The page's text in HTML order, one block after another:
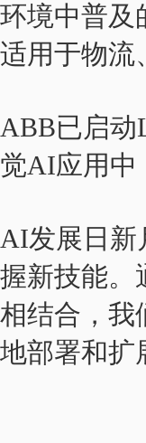
环境中普及
适用于物流
ABB已启动
觉AI应用中
AI发展日新
握新技能。
相结合，我
地部署和扩